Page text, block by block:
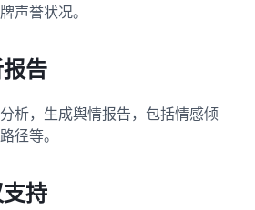
声誉状况。
告
析，生成舆情报告，包括情感倾
径等。
持